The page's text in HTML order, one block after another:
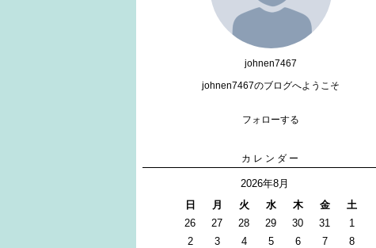
johnen7467
johnen7467のブログへようこそ
フォローする
カレンダー
2026年8月
日
月 火 水 木 金
土
26
27 28 29 30 31
1
2
3 4 5 6 7
8